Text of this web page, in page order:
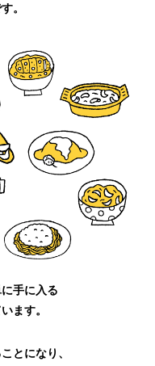
。
手に入る
ます。
とになり、